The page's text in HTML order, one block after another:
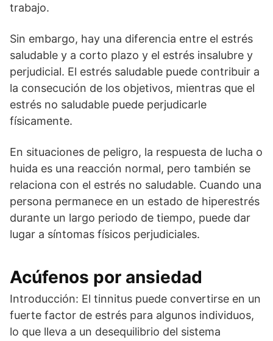
trabajo.
Sin embargo, hay una diferencia entre el estrés
saludable y a corto plazo y el estrés insalubre y
perjudicial. El estrés saludable puede contribuir a
la consecución de los objetivos, mientras que el
estrés no saludable puede perjudicarle
físicamente.
En situaciones de peligro, la respuesta de lucha o
huida es una reacción normal, pero también se
relaciona con el estrés no saludable. Cuando una
persona permanece en un estado de hiperestrés
durante un largo periodo de tiempo, puede dar
lugar a síntomas físicos perjudiciales.
Acúfenos por ansiedad
Introducción: El tinnitus puede convertirse en un
fuerte factor de estrés para algunos individuos,
lo que lleva a un desequilibrio del sistema